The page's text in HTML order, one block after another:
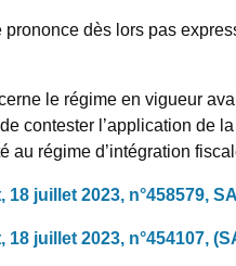
prononce dès lors pas
le régime en vigueur
contester l’application de
au régime d’intégration
18 juillet 2023, n°458579,
18 juillet 2023, n°454107,